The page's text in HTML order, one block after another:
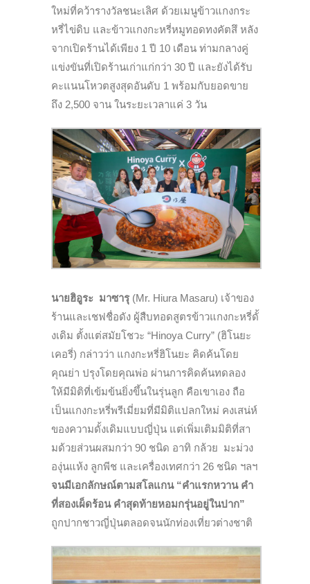
ใหม่ที่คว้ารางวัลชนะเลิศ ด้วยเมนูข้าวแกงกระ
หรี่ไข่ดิบ และข้าวแกงกะหรี่หมูทอดทงคัตสึ หลัง
จากเปิดร้านได้เพียง 1 ปี 10 เดือน ท่ามกลางคู่
แข่งขันที่เปิดร้านเก่าแก่กว่า 30 ปี และยังได้รับ
คะแนนโหวตสูงสุดอันดับ 1 พร้อมกับยอดขาย
ถึง 2,500 จาน ในระยะเวลาแค่ 3 วัน
นายฮิอูระ มาซารุ(Mr. Hiura Masaru) เจ้าของ
ร้านและเชฟชื่อดัง ผู้สืบทอดสูตรข้าวแกงกะหรี่ดั้
งเดิม ตั้งแต่สมัยโชวะ “Hinoya Curry” (ฮิโนยะ
เคอรี่) กล่าวว่า แกงกะหรี่ฮิโนยะ คิดค้นโดย
คุณย่า ปรุงโดยคุณพ่อ ผ่านการคิดค้นทดลอง
ให้มีมิติที่เข้มข้นยิ่งขึ้นในรุ่นลูก คือเขาเอง ถือ
เป็นแกงกะหรี่พรีเมี่ยมที่มีมิติแปลกใหม่ คงเสน่ห์
ของความดั้งเดิมแบบญี่ปุ่น แต่เพิ่มเติมมิติที่สา
มด้วยส่วนผสมกว่า 90 ชนิด อาทิ กล้วย มะม่วง
องุ่นแห้ง ลูกพีช และเครื่องเทศกว่า 26 ชนิด ฯลฯ
จนมีเอกลักษณ์ตามสโลแกน “คำแรกหวาน คำ
ที่สองเผ็ดร้อน คำสุดท้ายหอมกรุ่นอยู่ในปาก”
ถูกปากชาวญี่ปุ่นตลอดจนนักท่องเที่ยวต่างชาติ